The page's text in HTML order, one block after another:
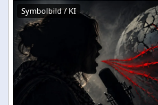
Symbolbild / KI